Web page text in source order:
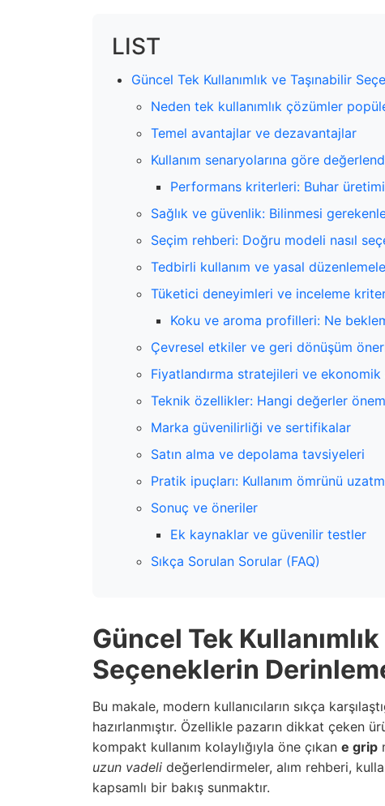
LIST
Güncel Tek Kullanımlık ve Taşınabilir
Neden tek kullanımlık çözümler
Temel avantajlar ve dezavantajlar
Kullanım senaryolarına göre
Performans kriterleri: Buhar
Sağlık ve güvenlik: Bilinmesi
Seçim rehberi: Doğru modeli nasıl
Tedbirli kullanım ve yasal
Tüketici deneyimleri ve inceleme
Koku ve aroma profilleri: Ne
Çevresel etkiler ve geri dönüşüm
Fiyatlandırma stratejileri ve ekonomik
Teknik özellikler: Hangi değerler
Marka güvenilirliği ve sertifikalar
Satın alma ve depolama tavsiyeleri
Pratik ipuçları: Kullanım ömrünü
Sonuç ve öneriler
Ek kaynaklar ve güvenilir testler
Sıkça Sorulan Sorular (FAQ)
Güncel Tek
Seçeneklerin
Bu makale, modern kullanıcıların sıkça
hazırlanmıştır. Özellikle pazarın dikkat çeken
kompakt kullanım kolaylığıyla öne çıkan e grip
uzun vadeli değerlendirmeler, alım rehberi,
kapsamlı bir bakış sunmaktır.